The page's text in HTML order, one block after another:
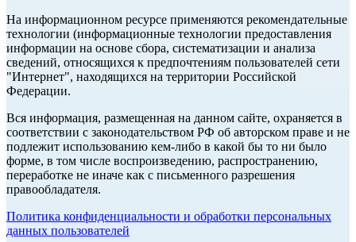
На информационном ресурсе применяются рекомендательные
технологии (информационные технологии предоставления
информации на основе сбора, систематизации и анализа
сведений, относящихся к предпочтениям пользователей сети
"Интернет", находящихся на территории Российской
Федерации.
Вся информация, размещенная на данном сайте, охраняется в
соответствии с законодательством РФ об авторском праве и не
подлежит использованию кем-либо в какой бы то ни было
форме, в том числе воспроизведению, распространению,
переработке не иначе как с письменного разрешения
правообладателя.
Политика конфиденциальности и обработки персональных
данных пользователей